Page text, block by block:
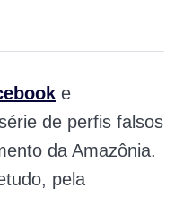
e
de perfis falsos
da Amazônia.
pela